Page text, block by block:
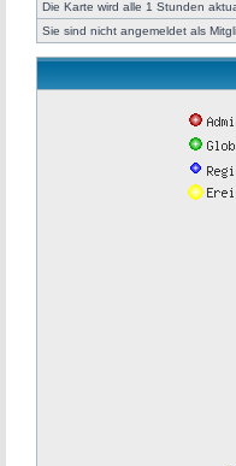
Die Karte wird alle 1 Stunden
Sie sind nicht angemeldet als